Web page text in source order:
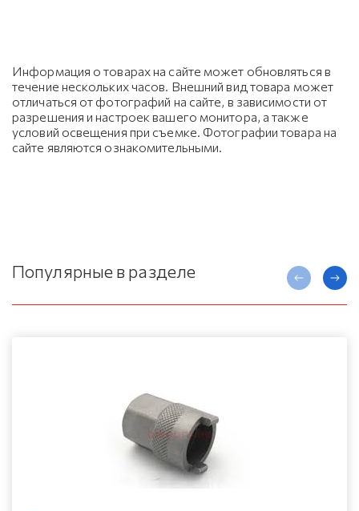
Информация о товарах на сайте может обновляться в
течение нескольких часов. Внешний вид товара может
отличаться от фотографий на сайте, в зависимости от
разрешения и настроек вашего монитора, а также
условий освещения при съемке. Фотографии товара на
сайте являются ознакомительными.
Популярные в разделе